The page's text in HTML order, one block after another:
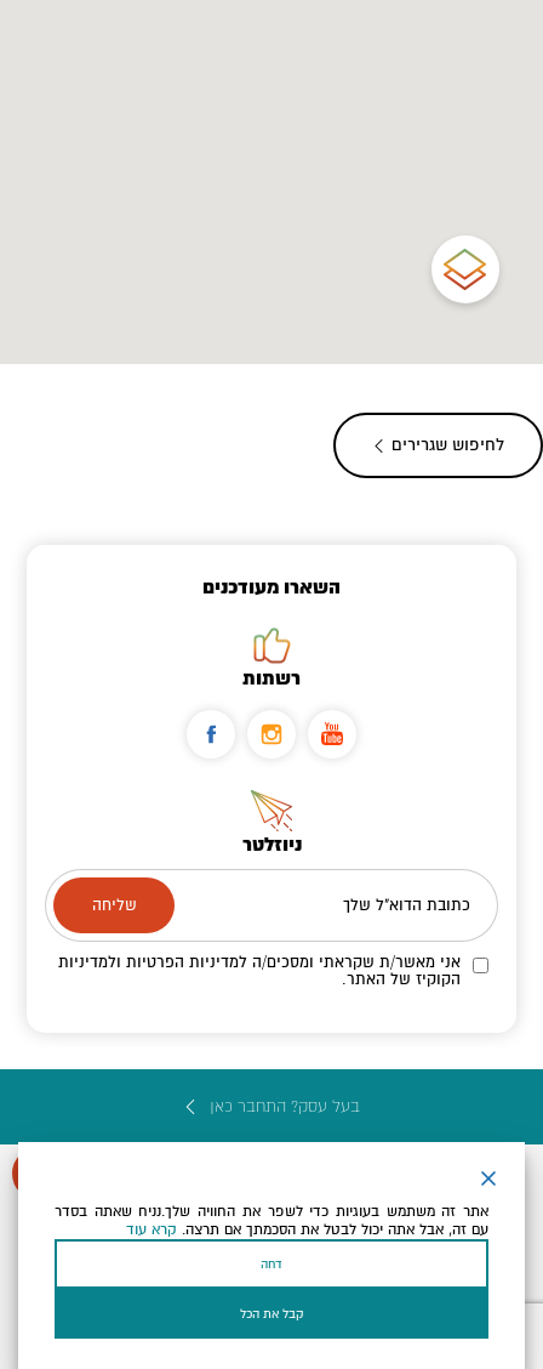
לחיפוש שגרירים
השארו מעודכנים
רשתות
ניוזלטר
כתובת הדוא"ל שלך
אני מאשר/ת שקראתי ומסכים/הלמדיניות הפרטיות ולמדיניות
הקוקיז של האתר.
בעל עסק? התחבר כאן
כל הזכויות שמורות לארץ ים המלח ©
אתר זה משתמש בעוגיות כדי לשפר את החוויה שלך.נניח שאתה בסדר
עם זה, אבל אתה יכול לבטל את הסכמתך אם תרצה. קרא עוד
דחה
קבל את הכל